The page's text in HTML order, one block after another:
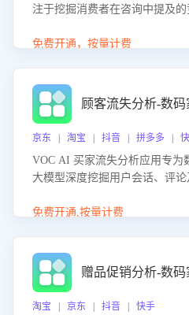
注于挖掘消费者在咨询中提及
商品信息，进行多维度交叉对比
企业优化营销话术、突出产品
化率，避免陷入单纯价格竞争，
免费开通，按量计费
顾客流失分析-数
京东 | 淘宝 | 抖音 | 拼多多 |
VOC AI 买家流失分析应用专为
大模型深度挖掘用户会话、评
应延迟、竞品价格冲击等。系统
免费开通,按量计费
赠品促销分析-数
淘宝 | 京东 | 抖音 | 快手